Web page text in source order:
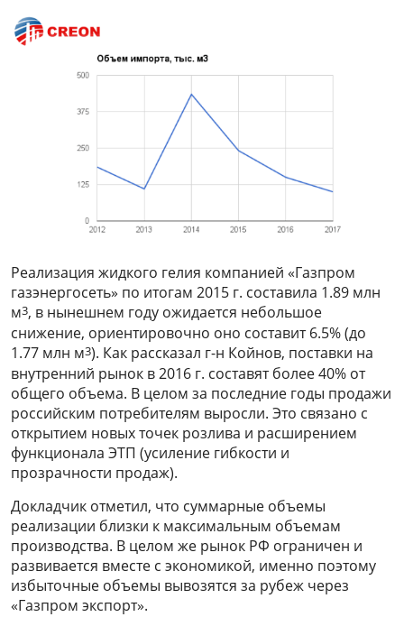
Реализация жидкого гелия компанией «Газпром
газэнергосеть» по итогам 2015 г. составила 1.89 млн
м3, в нынешнем году ожидается небольшое
снижение, ориентировочно оно составит 6.5% (до
1.77 млн м3). Как рассказал г-н Койнов, поставки на
внутренний рынок в 2016 г. составят более 40% от
общего объема. В целом за последние годы продажи
российским потребителям выросли. Это связано с
открытием новых точек розлива и расширением
функционала ЭТП (усиление гибкости и
прозрачности продаж).
Докладчик отметил, что суммарные объемы
реализации близки к максимальным объемам
производства. В целом же рынок РФ ограничен и
развивается вместе с экономикой, именно поэтому
избыточные объемы вывозятся за рубеж через
«Газпром экспорт».